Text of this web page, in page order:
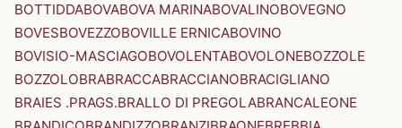
BOTTIDDABOVABOVA MARINABOVALINOBOVEGNO
BOVESBOVEZZOBOVILLE ERNICABOVINO
BOVISIO-MASCIAGOBOVOLENTABOVOLONEBOZZOLE
BOZZOLOBRABRACCABRACCIANOBRACIGLIANO
BRAIES .PRAGS.BRALLO DI PREGOLABRANCALEONE